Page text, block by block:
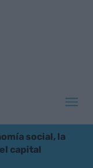
social, la
capital